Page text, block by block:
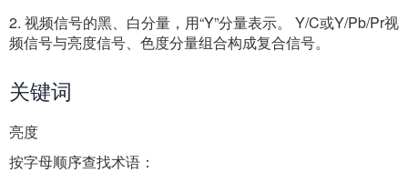
2. 视频信号的黑、白分量，用“Y”分量表示。 Y/C或Y/Pb/Pr视
频信号与亮度信号、色度分量组合构成复合信号。
关键词
亮度
按字母顺序查找术语：